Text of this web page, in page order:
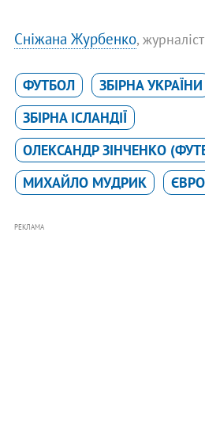
Сніжана Журбенко,
ФУТБОЛ
ЗБІРНА УКРАЇНИ
ЗБІРНА ІСЛАНДІЇ
ОЛЕКСАНДР ЗІНЧЕНКО
МИХАЙЛО МУДРИК
РЕКЛАМА